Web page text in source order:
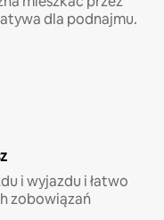
dla podnajmu.
i wyjazdu i łatwo
zobowiązań